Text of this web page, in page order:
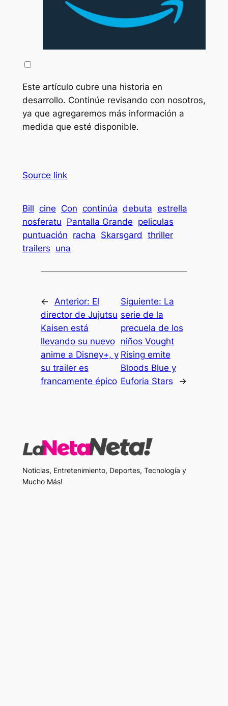
Este artículo cubre una historia en
desarrollo. Continúe revisando con nosotros,
ya que agregaremos más información a
medida que esté disponible.
Source link
Bill cine Con continúa debuta estrella
nosferatu Pantalla Grande peliculas
puntuación racha Skarsgard thriller
trailers una
← Anterior: El
director de Jujutsu
Kaisen está
llevando su nuevo
anime a Disney+, y
su trailer es
francamente épico
Siguiente: La
serie de la
precuela de los
niños Vought
Rising emite
Bloods Blue y
Euforia Stars
→
Noticias, Entretenimiento, Deportes, Tecnología y
Mucho Más!